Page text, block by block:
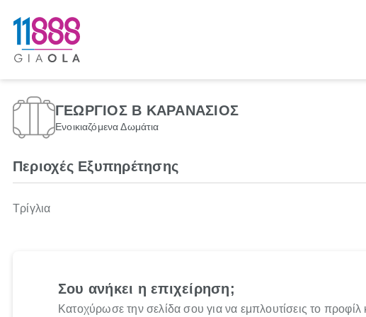
ΓΕΩΡΓΙΟΣ Β ΚΑΡΑΝΑΣΙΟΣ
Ενοικιαζόμενα Δωμάτια
Περιοχές Εξυπηρέτησης
Τρίγλια
Σου ανήκει η επιχείρηση;
Κατοχύρωσε την σελίδα σου για να εμπλουτίσεις το